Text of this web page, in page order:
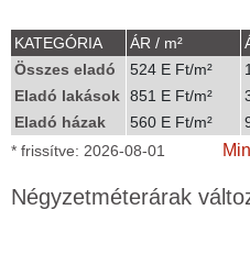
KATEGÓRIA ÁR / m²
Összes eladó
524 E Ft/m²
Eladó lakások 851 E Ft/m²
Eladó házak
560 E Ft/m²
* frissítve: 2026-08-01
Négyzetméterárak